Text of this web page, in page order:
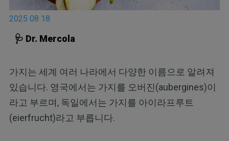
2025 08 18
🩺 Dr. Mercola
가지는 세계 여러 나라에서 다양한 이름으로 알려져
있습니다. 영국에서는 가지를 오버진(aubergines)이
라고 부르며, 독일에서는 가지를 아이라프루트
(eierfrucht)라고 부릅니다.